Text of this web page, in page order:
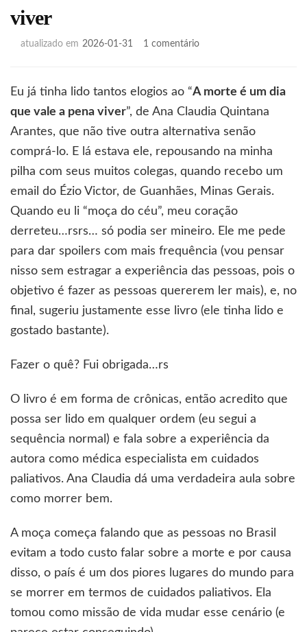
viver
atualizado em 2026-01-31 1 comentárioem
dia
que
vale
pena
viver
Eu já tinha lido tantos elogios ao “A morte é um dia
que vale a pena viver”, de Ana Claudia Quintana
Arantes, que não tive outra alternativa senão
comprá-lo. E lá estava ele, repousando na minha
pilha com seus muitos colegas, quando recebo um
email do Ézio Victor, de Guanhães, Minas Gerais.
Quando eu li “moça do céu”, meu coração
derreteu…rsrs… só podia ser mineiro. Ele me pede
para dar spoilers com mais frequência (vou pensar
nisso sem estragar a experiência das pessoas, pois o
objetivo é fazer as pessoas quererem ler mais), e, no
final, sugeriu justamente esse livro (ele tinha lido e
gostado bastante).
Fazer o quê? Fui obrigada…rs
O livro é em forma de crônicas, então acredito que
possa ser lido em qualquer ordem (eu segui a
sequência normal) e fala sobre a experiência da
autora como médica especialista em cuidados
paliativos. Ana Claudia dá uma verdadeira aula sobre
como morrer bem.
A moça começa falando que as pessoas no Brasil
evitam a todo custo falar sobre a morte e por causa
disso, o país é um dos piores lugares do mundo para
se morrer em termos de cuidados paliativos. Ela
tomou como missão de vida mudar esse cenário (e